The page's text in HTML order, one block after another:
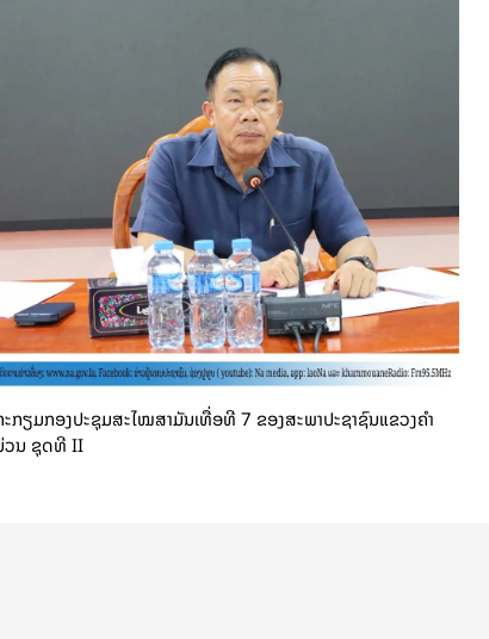
ກຽມກອງປະຊຸມສະໄໝສາມັນເທື່ອທີ 7 ຂອງສະພາປະຊາຊົນແຂວງຄໍາ
ວນ ຊຸດທີ II